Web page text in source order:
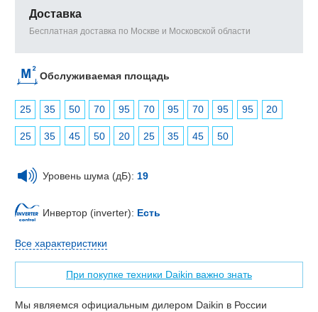
Доставка
Бесплатная доставка по Москве и Московской области
Обслуживаемая площадь
25 35 50 70 95 70 95 70 95 95 20
25 35 45 50 20 25 35 45 50
Уровень шума (дБ): 19
Инвертор (inverter): Есть
Все характеристики
При покупке техники Daikin важно знать
Мы являемся официальным дилером Daikin в России